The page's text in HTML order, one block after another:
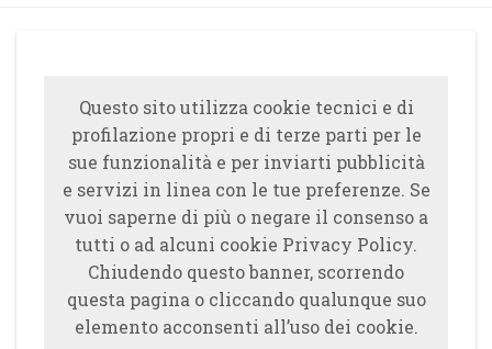
Questo sito utilizza cookie tecnici e di
profilazione propri e di terze parti per le
sue funzionalità e per inviarti pubblicità
e servizi in linea con le tue preferenze. Se
vuoi saperne di più o negare il consenso a
tutti o ad alcuni cookie Privacy Policy.
Chiudendo questo banner, scorrendo
questa pagina o cliccando qualunque suo
elemento acconsenti all’uso dei cookie.